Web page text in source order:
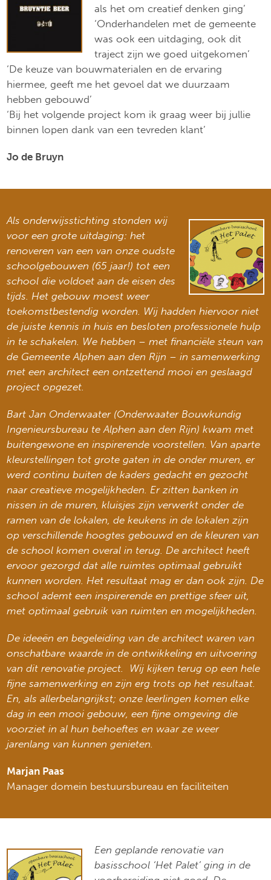
als het om creatief denken ging’
‘Onderhandelen met de gemeente
was ook een uitdaging, ook dit
traject zijn we goed uitgekomen’
‘De keuze van bouwmaterialen en de ervaring
hiermee, geeft me het gevoel dat we duurzaam
hebben gebouwd’
‘Bij het volgende project kom ik graag weer bij jullie
binnen lopen dank van een tevreden klant’
Jo de Bruyn
Als onderwijsstichting stonden wij
voor een grote uitdaging: het
renoveren van een van onze oudste
schoolgebouwen (65 jaar!) tot een
school die voldoet aan de eisen des
tijds. Het gebouw moest weer
toekomstbestendig worden. Wij hadden hiervoor niet
de juiste kennis in huis en besloten professionele hulp
in te schakelen. We hebben – met financiële steun van
de Gemeente Alphen aan den Rijn – in samenwerking
met een architect een ontzettend mooi en geslaagd
project opgezet.
Bart Jan Onderwaater (Onderwaater Bouwkundig
Ingenieursbureau te Alphen aan den Rijn) kwam met
buitengewone en inspirerende voorstellen. Van aparte
kleurstellingen tot grote gaten in de onder muren, er
werd continu buiten de kaders gedacht en gezocht
naar creatieve mogelijkheden. Er zitten banken in
nissen in de muren, kluisjes zijn verwerkt onder de
ramen van de lokalen, de keukens in de lokalen zijn
op verschillende hoogtes gebouwd en de kleuren van
de school komen overal in terug. De architect heeft
ervoor gezorgd dat alle ruimtes optimaal gebruikt
kunnen worden. Het resultaat mag er dan ook zijn. De
school ademt een inspirerende en prettige sfeer uit,
met optimaal gebruik van ruimten en mogelijkheden.
De ideeën en begeleiding van de architect waren van
onschatbare waarde in de ontwikkeling en uitvoering
van dit renovatie project. Wij kijken terug op een hele
fijne samenwerking en zijn erg trots op het resultaat.
En, als allerbelangrijkst; onze leerlingen komen elke
dag in een mooi gebouw, een fijne omgeving die
voorziet in al hun behoeftes en waar ze weer
jarenlang van kunnen genieten.
Marjan Paas
Manager domein bestuursbureau en faciliteiten
Een geplande renovatie van
basisschool ‘Het Palet’ ging in de